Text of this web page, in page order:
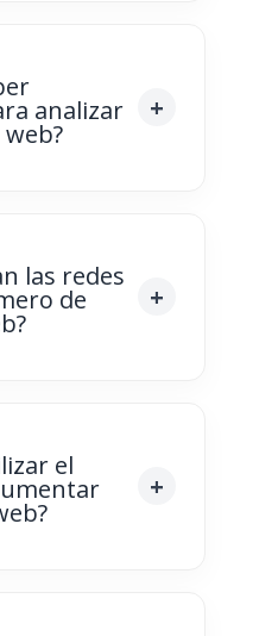
analizar
las redes
de
el